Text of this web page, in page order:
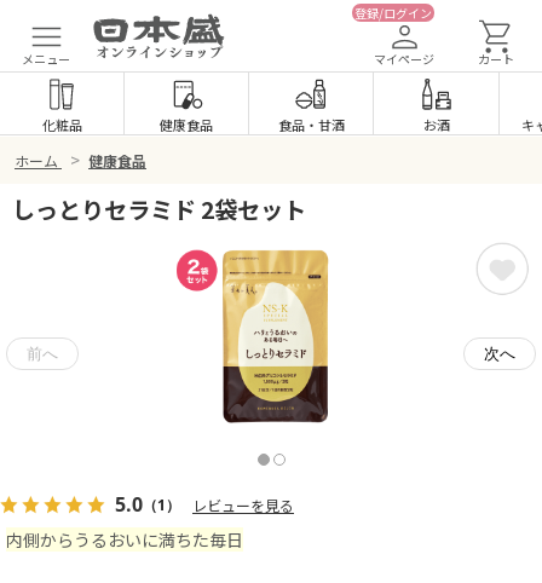
メニュー
登録/ログイン
マイページ カート
化粧品 健康食品 食品・ 甘酒 お酒 キ
ホーム > 健康食品
しっとりセラミド 2袋セット
5.0 （1） レビューを見る
内側からうるおいに満ちた毎日